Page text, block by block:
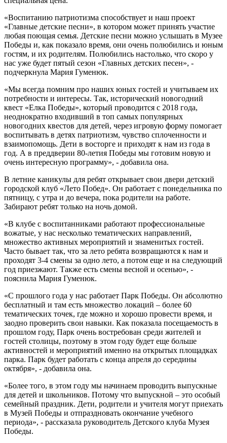
«Воспитанию патриотизма способствует и наш проект
«Главные детские песни», в котором может принять участие
любая поющая семья. Детские песни можно услышать в Музее
Победы и, как показало время, они очень полюбились и юным
гостям, и их родителям. Полюбились настолько, что скоро у
нас уже будет пятый сезон «Главных детских песен», -
подчеркнула Мария Гуменюк.
«Мы всегда помним про наших юных гостей и учитываем их
потребности и интересы. Так, исторический новогодний
квест «Елка Победы», который проводится с 2018 года,
неоднократно входивший в топ самых популярных
новогодних квестов для детей, через игровую форму помогает
воспитывать в детях патриотизм, чувство сплоченности и
взаимопомощь. Дети в восторге и приходят к нам из года в
год. А в преддверии 80-летия Победы мы готовим новую и
очень интересную программу», - добавила она.
В летние каникулы для ребят открывает свои двери детский
городской клуб «Лето Побед». Он работает с понедельника по
пятницу, с утра и до вечера, пока родители на работе.
Забирают ребят только на ночь домой.
«В клубе с воспитанниками работают профессиональные
вожатые, у нас несколько тематических направлений,
множество активных мероприятий и знаменитых гостей.
Часто бывает так, что за лето ребята возвращаются к нам и
проходят 3-4 смены за одно лето, а потом еще и на следующий
год приезжают. Также есть смены весной и осенью», -
пояснила Мария Гуменюк.
«С прошлого года у нас работает Парк Победы. Он абсолютно
бесплатный и там есть множество локаций – более 60
тематических точек, где можно и хорошо провести время, и
заодно проверить свои навыки. Как показала посещаемость в
прошлом году, Парк очень востребован среди жителей и
гостей столицы, поэтому в этом году будет еще больше
активностей и мероприятий именно на открытых площадках
парка. Парк будет работать с конца апреля до середины
октября», - добавила она.
«Более того, в этом году мы начинаем проводить выпускные
для детей и школьников. Потому что выпускной – это особый
семейный праздник. Дети, родители и учителя могут приехать
в Музей Победы и отпраздновать окончание учебного
периода», - рассказала руководитель Детского клуба Музея
Победы.